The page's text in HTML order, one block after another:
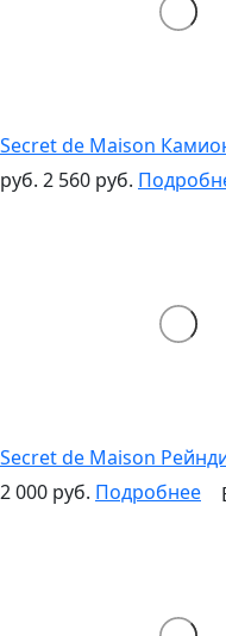
Secret de Maison
руб. 2 560 руб.
Secret de Maison
2 000 руб. Подробнее